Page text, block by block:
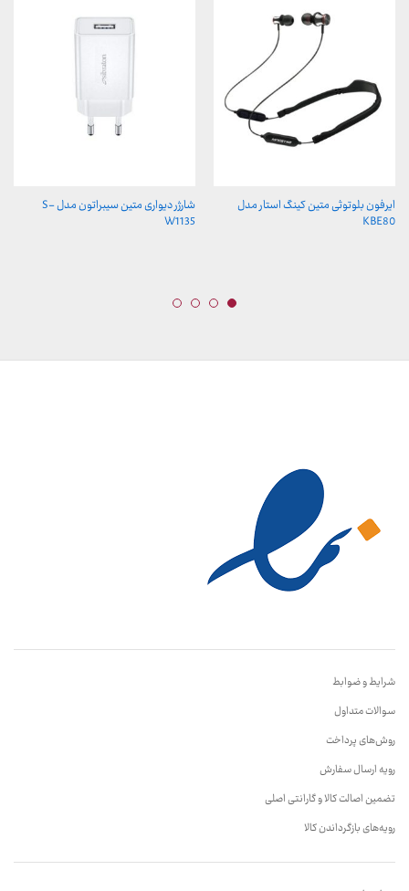
ایرفون بلوتوثی متین کینگ استار مدل
KBE80
شارژر دیواری متین سیبراتون مدل S-
W1135
شرایط و ضوابط
سوالات متداول
روش‌های پرداخت
رویه ارسال سفارش
تضمین اصالت کالا و گارانتی اصلی
رویه‌های بازگرداندن کالا